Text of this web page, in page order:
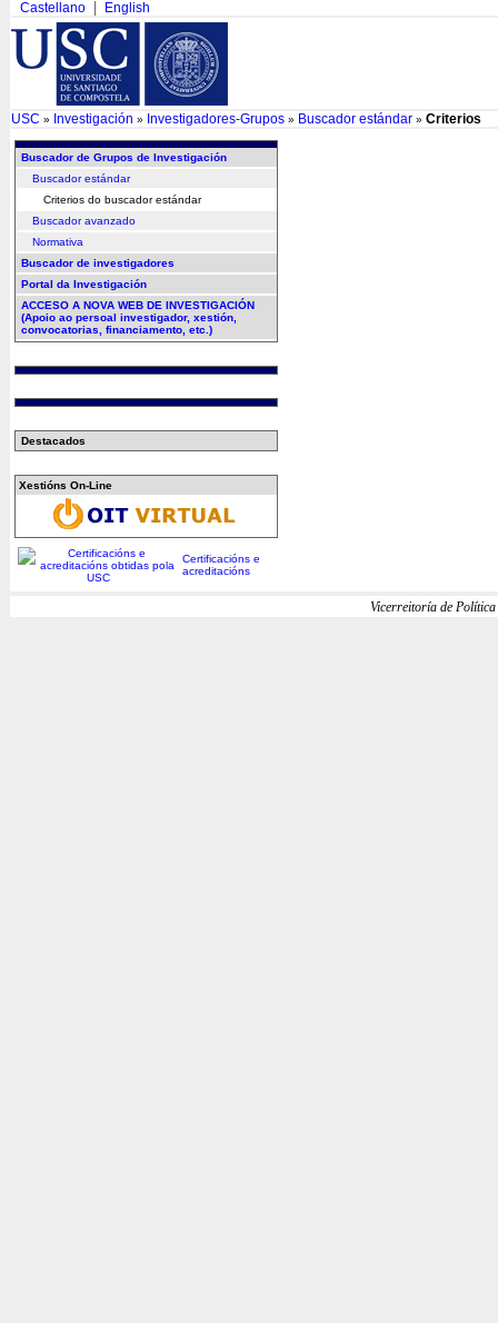
Castellano English
USC » Investigación » Investigadores-Grupos » Buscador estándar » Criterios
Buscador de Grupos de Investigación
Buscador estándar
Criterios do buscador estándar
Buscador avanzado
Normativa
Buscador de investigadores
Portal da Investigación
ACCESO A NOVA WEB DE INVESTIGACIÓN
(Apoio ao persoal investigador, xestión,
convocatorias, financiamento, etc.)
Destacados
Xestións On-Line
Certificacións e
acreditacións
Vicerreitoría de